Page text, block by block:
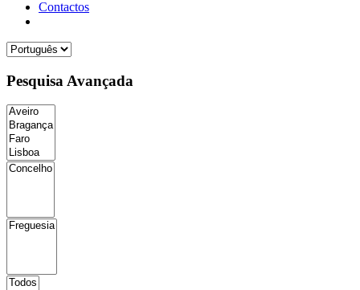
Contactos
Pesquisa Avançada